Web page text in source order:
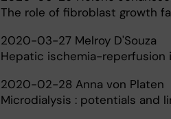
The role of fibroblast growth
2020-03-27 Melroy D'Souza
Hepatic ischemia-reperfusion
2020-02-28 Anna von Platen
Microdialysis : potentials and